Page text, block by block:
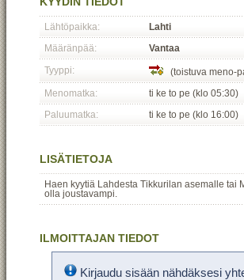
Lähtöpaikka:
Lahti
Määränpää:
Vantaa
Tyyppi:
(toistuva meno-
Menomatka:
ti ke to pe (klo 05:30)
Paluumatka:
ti ke to pe (klo 16:00)
LISÄTIETOJA
Haen kyytiä Lahdesta Tikkurilan asemalle
olla joustavampi.
ILMOITTAJAN TIEDOT
Kirjaudu sisään nähdäksesi